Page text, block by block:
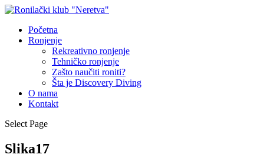
Početna
Ronjenje
Rekreativno ronjenje
Tehničko ronjenje
Zašto naučiti roniti?
Šta je Discovery Diving
O nama
Kontakt
Select Page
Slika17